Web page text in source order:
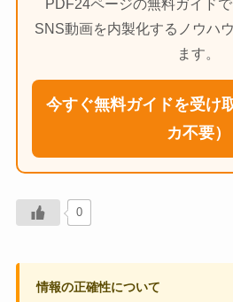
PDF24ページの無料ガイド
SNS動画を内製化するノウハ
ます。
今すぐ無料ガイドを受け
カ不要）
0
情報の正確性について